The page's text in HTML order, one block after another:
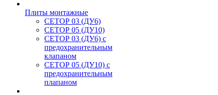
Плиты монтажные
CЕТОР 03 (ДУ6)
CЕТОР 05 (ДУ10)
CЕТОР 03 (ДУ6) с
предохранительным
клапаном
CЕТОР 05 (ДУ10) с
предохранительным
плапаном